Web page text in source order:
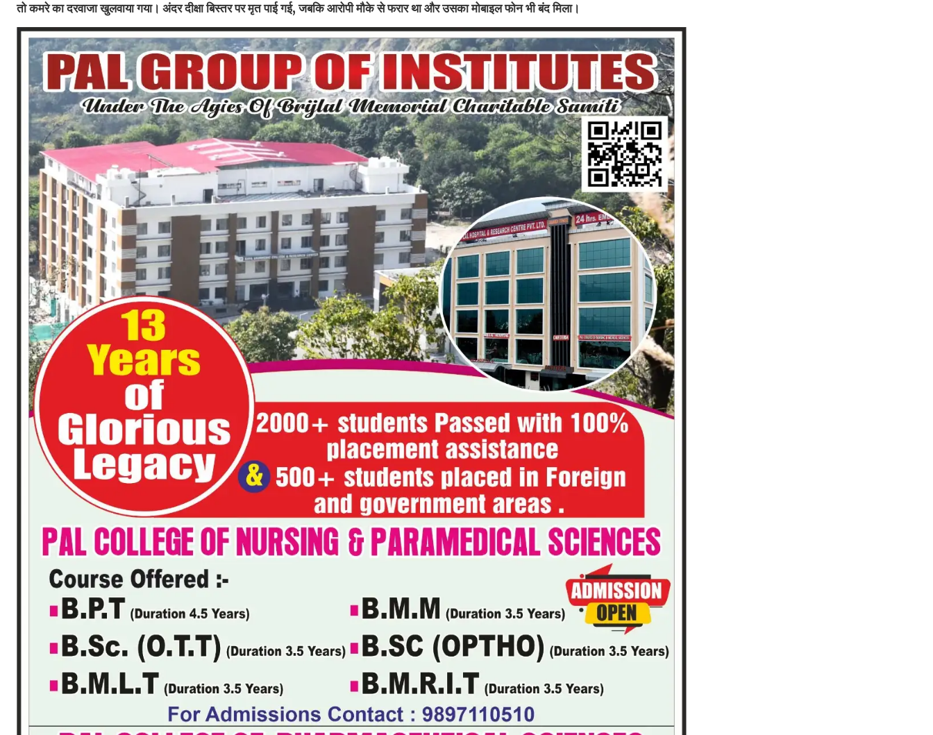
तो कमरे का दरवाजा खुलवाया गया। अंदर दीक्षा बिस्तर पर मृत पाई गई, जबकि आरोपी मौके से फरार था और उसका मोबाइल फोन भी बंद मिला।